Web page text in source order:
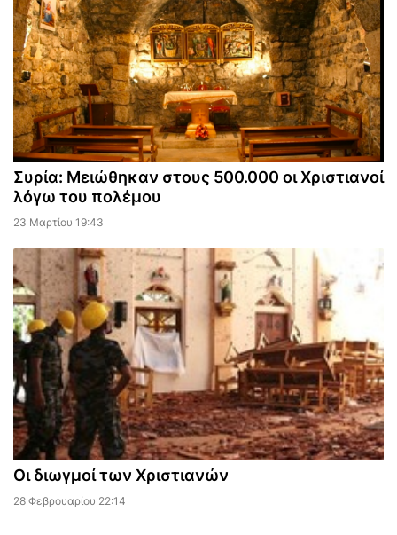
Συρία: Μειώθηκαν στους 500.000 οι Χριστιανοί
λόγω του πολέμου
23 Μαρτίου 19:43
Οι διωγμοί των Χριστιανών
28 Φεβρουαρίου 22:14